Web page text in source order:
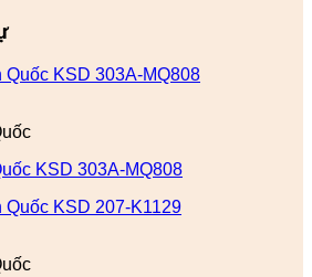
KSD 303A-MQ808